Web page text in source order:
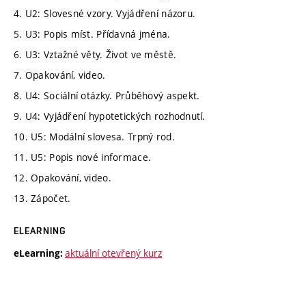
4. U2: Slovesné vzory. Vyjádření názoru.
5. U3: Popis míst. Přídavná jména.
6. U3: Vztažné věty. Život ve městě.
7. Opakování, video.
8. U4: Sociální otázky. Průběhový aspekt.
9. U4: Vyjádření hypotetických rozhodnutí.
10. U5: Modální slovesa. Trpný rod.
11. U5: Popis nové informace.
12. Opakování, video.
13. Zápočet.
ELEARNING
eLearning: aktuální otevřený kurz